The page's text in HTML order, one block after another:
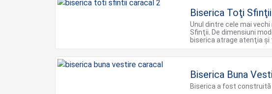
Biserica Toţi Sfinţii
Unul dintre cele mai
Sfinţii. De dimensiuni
biserica atrage atenţia
Biserica Buna
Biserica a fost construită